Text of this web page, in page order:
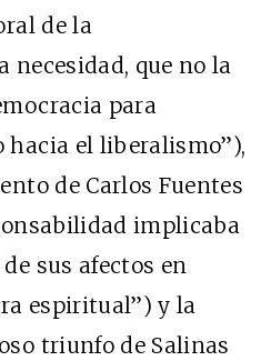
de la
que no la
para
hacia el liberalismo”),
de Carlos Fuentes
implicaba
sus afectos en
espiritual”) y la
triunfo de Salinas